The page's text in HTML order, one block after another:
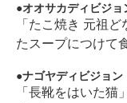
オオサカディビジョ
「たこ焼き 元祖
たスープにつけて
ナゴヤディビジョン
「長靴をはいた猫